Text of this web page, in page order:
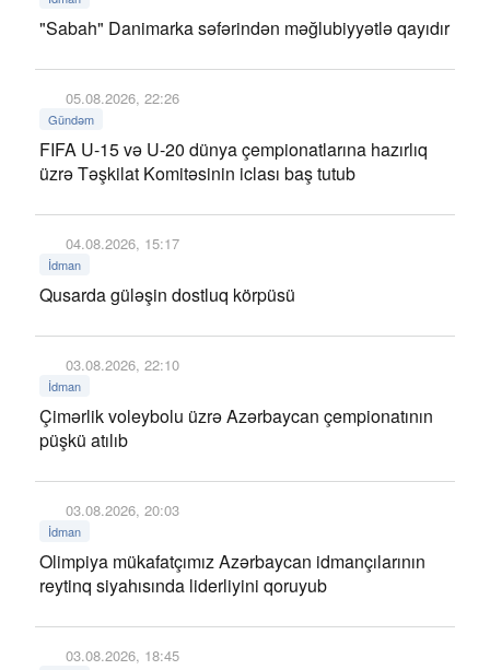
"Sabah" Danimarka səfərindən məğlubiyyətlə qayıdır
05.08.2026, 22:26
Gündəm
FIFA U-15 və U-20 dünya çempionatlarına hazırlıq
üzrə Təşkilat Komitəsinin iclası baş tutub
04.08.2026, 15:17
İdman
Qusarda güləşin dostluq körpüsü
03.08.2026, 22:10
İdman
Çimərlik voleybolu üzrə Azərbaycan çempionatının
püşkü atılıb
03.08.2026, 20:03
İdman
Olimpiya mükafatçımız Azərbaycan idmançılarının
reytinq siyahısında liderliyini qoruyub
03.08.2026, 18:45